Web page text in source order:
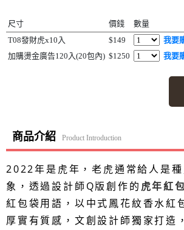
尺寸 價錢
數量
T08發財虎x10入
$149
我要
加購燙金廣告120入(20包內) $1250 我要
商品介紹 Product Introduction
2022年是虎年，老虎通常給人是
象，透過設計師Q版創作的 虎年紅
紅包袋用語，以中式鳳花紋香水紅
厚實有質感，文創設計師獨家打造